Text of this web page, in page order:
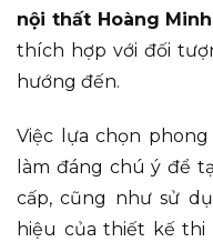
nội thất Hoàng
thích hợp với đối
hướng đến.
Việc lựa chọn
làm đáng chú ý để
cấp, cũng như sử
hiệu của thiết kế thi